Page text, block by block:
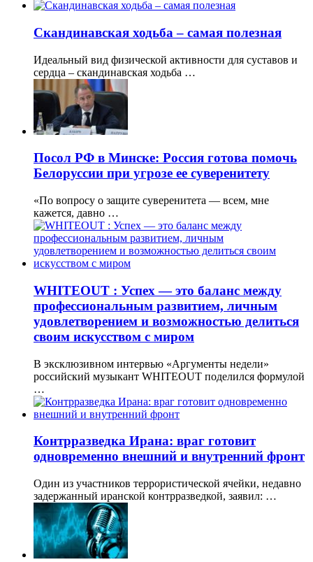
Скандинавская ходьба – самая полезная
Идеальный вид физической активности для суставов и
сердца – скандинавская ходьба …
Посол РФ в Минске: Россия готова помочь
Белоруссии при угрозе ее суверенитету
«По вопросу о защите суверенитета — всем, мне
кажется, давно …
WHITEOUT : Успех — это баланс между
профессиональным развитием, личным
удовлетворением и возможностью делиться
своим искусством с миром
В эксклюзивном интервью «Аргументы недели»
российский музыкант WHITEOUT поделился формулой
…
Контрразведка Ирана: враг готовит
одновременно внешний и внутренний фронт
Один из участников террористической ячейки, недавно
задержанный иранской контрразведкой, заявил: …